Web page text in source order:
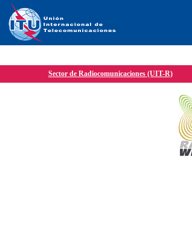
Sector de Radiocomunicaciones (UIT-R)